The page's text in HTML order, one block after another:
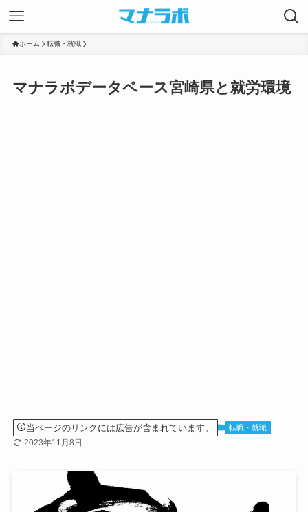
ホーム 転職・就職
マナラボデータベース宮崎県と就労環境
当ページのリンクには広告が含まれています。 転職・就職
2023年11月8日